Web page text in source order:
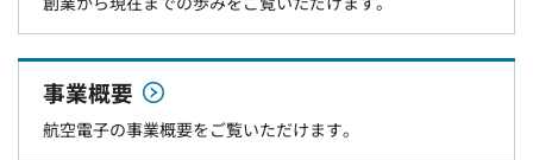
事業概要
航空電子の事業概要をご覧いただけます。